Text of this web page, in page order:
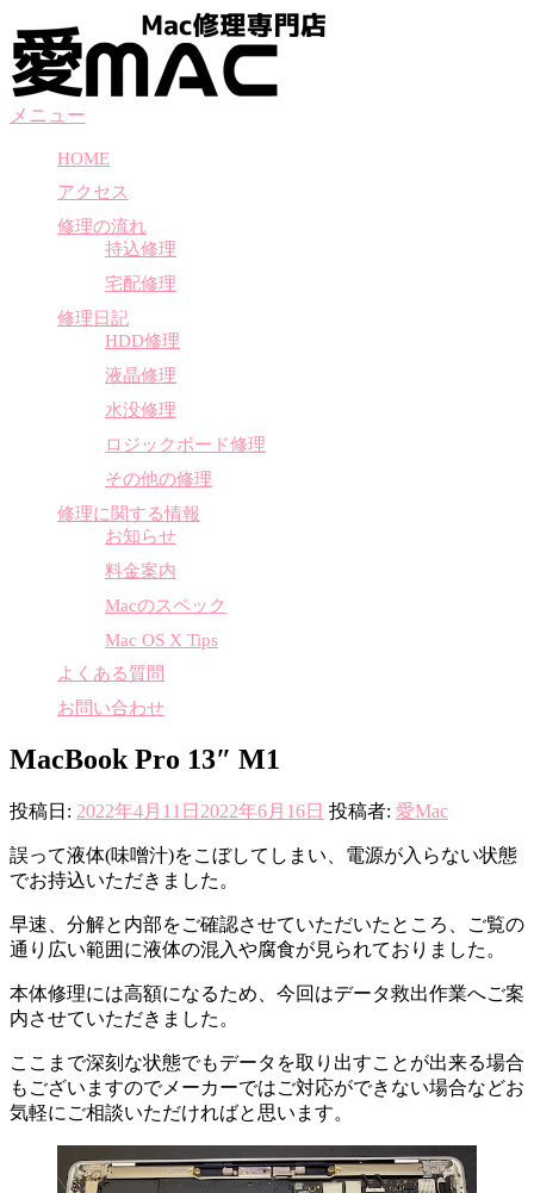
ン
テ
ン
ツ
メニュー
HOME
アクセス
修理の流れ
持込修理
宅配修理
修理日記
HDD修理
液晶修理
水没修理
ロジックボード修理
その他の修理
修理に関する情報
お知らせ
料金案内
Macのスペック
Mac OS X Tips
よくある質問
お問い合わせ
MacBook Pro 13″ M1
投稿日: 2022年4月11日 2022年6月16日 投稿者: 愛Mac
誤って液体(味噌汁)をこぼしてしまい、電源が入らない状態
でお持込いただきました。
早速、分解と内部をご確認させていただいたところ、ご覧の
通り広い範囲に液体の混入や腐食が見られておりました。
本体修理には高額になるため、今回はデータ救出作業へご案
内させていただきました。
ここまで深刻な状態でもデータを取り出すことが出来る場合
もございますのでメーカーではご対応ができない場合などお
気軽にご相談いただければと思います。